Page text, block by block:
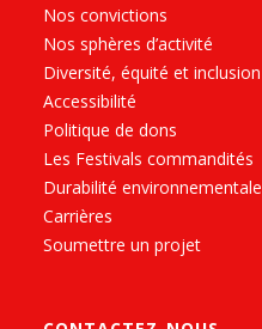
Nos convictions
Nos sphères d’activité
Diversité, équité et inclusion
Accessibilité
Politique de dons
Les Festivals commandités
Durabilité environnementale
Carrières
Soumettre un projet